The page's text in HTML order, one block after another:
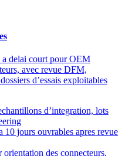
a delai court pour OEM
avec revue DFM,
d’essais exploitables
d’integration, lots
jours ouvrables apres revue
des connecteurs,